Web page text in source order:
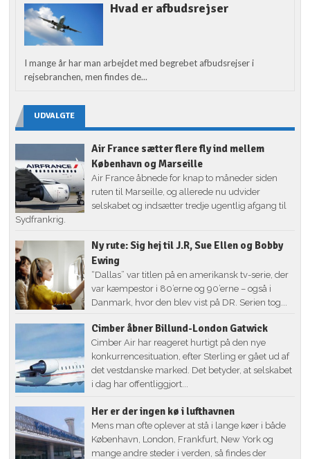
Hvad er afbudsrejser
I mange år har man arbejdet med begrebet afbudsrejser i
rejsebranchen, men findes de...
UDVALGTE
Air France sætter flere fly ind mellem
København og Marseille
Air France åbnede for knap to måneder siden
ruten til Marseille, og allerede nu udvider
selskabet og indsætter tredje ugentlig afgang til
Sydfrankrig.
Ny rute: Sig hej til J.R, Sue Ellen og Bobby
Ewing
“Dallas” var titlen på en amerikansk tv-serie, der
var kæmpestor i 80’erne og 90’erne – også i
Danmark, hvor den blev vist på DR. Serien tog...
Cimber åbner Billund-London Gatwick
Cimber Air har reageret hurtigt på den nye
konkurrencesituation, efter Sterling er gået ud af
det vestdanske marked. Det betyder, at selskabet
i dag har offentliggjort...
Her er der ingen kø i lufthavnen
Mens man ofte oplever at stå i lange køer i både
København, London, Frankfurt, New York og
mange andre steder i verden, så findes der